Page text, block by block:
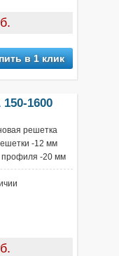
в 1 клик
1600
решетка
-12 мм
профиля -20 мм